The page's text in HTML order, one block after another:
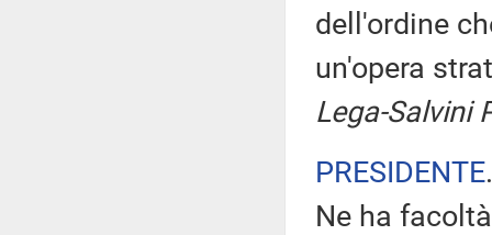
dell'ordine
un'opera
Lega-Salvini
PRESIDENTE
Ne ha